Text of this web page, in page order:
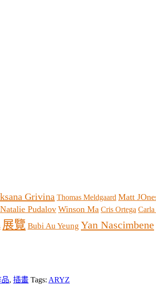
Grivina Thomas Meldgaard Matt
Natalie Pudalov Winson Ma Cris Ortega
展覽 Bubi Au Yeung Yan Nascimbene
, 插畫 Tags: ARYZ